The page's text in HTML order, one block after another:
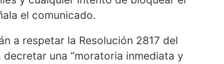
el comunicado.
a respetar la Resolución 2817 del
una “moratoria inmediata y